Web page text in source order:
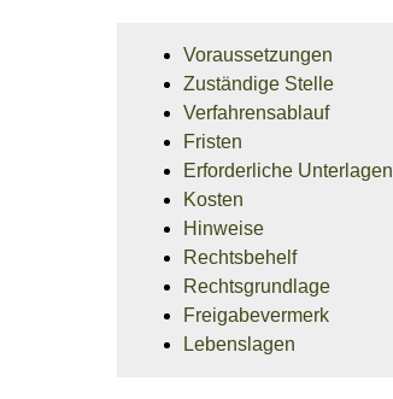
Voraussetzungen
Zuständige Stelle
Verfahrensablauf
Fristen
Erforderliche Unterlagen
Kosten
Hinweise
Rechtsbehelf
Rechtsgrundlage
Freigabevermerk
Lebenslagen